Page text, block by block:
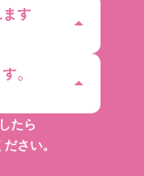
発生する
す
arrow_drop_up
％受け取
せん。
。
arrow_drop_up
ていれば
談くださ
たら
さい。